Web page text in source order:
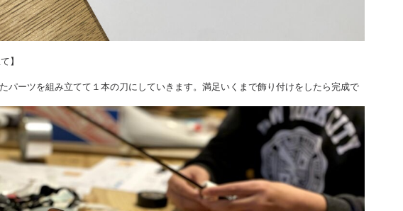
】
パーツを組み立てて１本の刀にしていきます。満足いくまで飾り付けをしたら完成で